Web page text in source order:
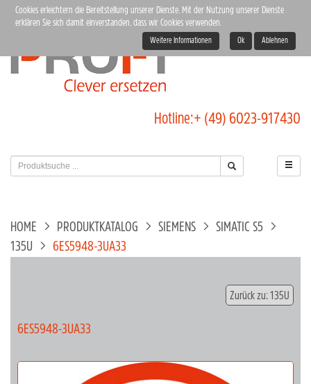
Hotline:+ (49) 6023-917430
HOME PRODUKTKATALOG SIEMENS
SIMATIC S5
135U
6ES5948-3UA33
Zurück zu: 135U
6ES5948-3UA33
Cookies erleichtern die Bereitstellung unserer Dienste. Mit der Nutzung unserer Dienste
erklären Sie sich damit einverstanden, dass wir Cookies verwenden.
Weitere Informationen Ok Ablehnen